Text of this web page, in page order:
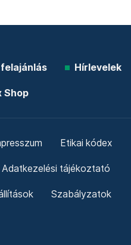
felajánlás Hírlevelek
Shop
Etikai kódex
Adatkezelési tájékoztató
Szabályzatok